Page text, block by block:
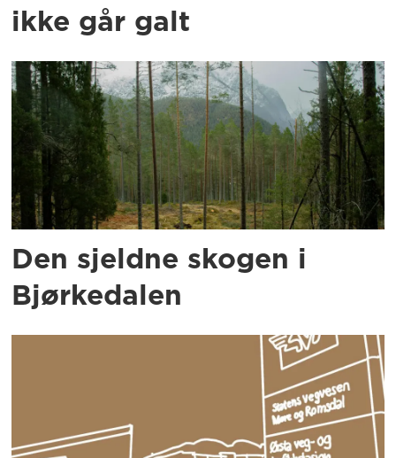
ikke går galt
Den sjeldne skogen i
Bjørkedalen